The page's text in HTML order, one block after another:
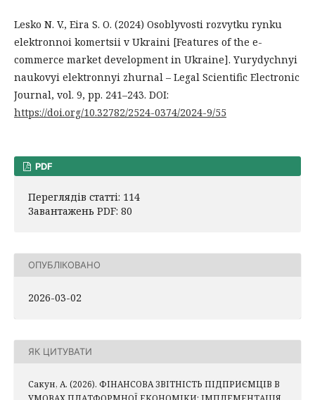
Lesko N. V., Eira S. O. (2024) Osoblyvosti rozvytku rynku
elektronnoi komertsii v Ukraini [Features of the e-
commerce market development in Ukraine]. Yurydychnyi
naukovyi elektronnyi zhurnal – Legal Scientific Electronic
Journal, vol. 9, pp. 241–243. DOI:
https://doi.org/10.32782/2524-0374/2024-9/55
PDF
Переглядів статті: 114
Завантажень PDF: 80
ОПУБЛІКОВАНО
2026-03-02
ЯК ЦИТУВАТИ
Сакун, А. (2026). ФІНАНСОВА ЗВІТНІСТЬ ПІДПРИЄМЦІВ В